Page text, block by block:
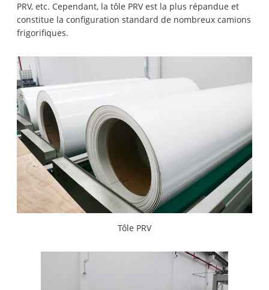
PRV, etc. Cependant, la tôle PRV est la plus répandue et
constitue la configuration standard de nombreux camions
frigorifiques.
Tôle PRV